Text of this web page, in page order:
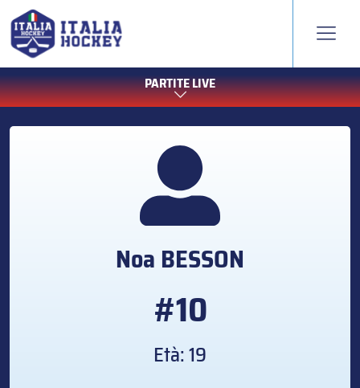
PARTITE LIVE
Noa BESSON
#10
Età: 19